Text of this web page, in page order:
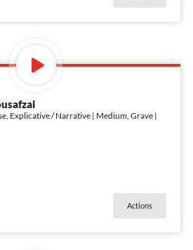
Explicative / Narrative | Medium, Grave |
Actions